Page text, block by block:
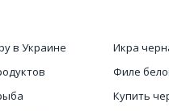
в Украине
Икра
Филе
Купить